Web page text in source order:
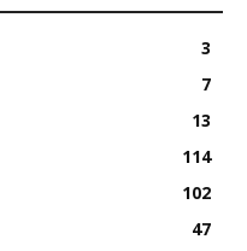
3
7
13
114
102
47